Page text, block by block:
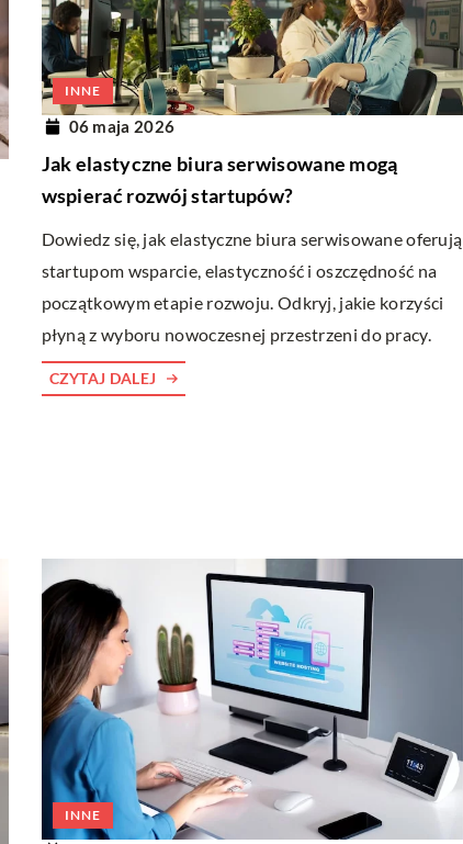
INNE
06 maja 2026
Jak elastyczne biura serwisowane mogą
wspierać rozwój startupów?
Dowiedz się, jak elastyczne biura serwisowane oferują
startupom wsparcie, elastyczność i oszczędność na
początkowym etapie rozwoju. Odkryj, jakie korzyści
płyną z wyboru nowoczesnej przestrzeni do pracy.
CZYTAJ DALEJ
INNE